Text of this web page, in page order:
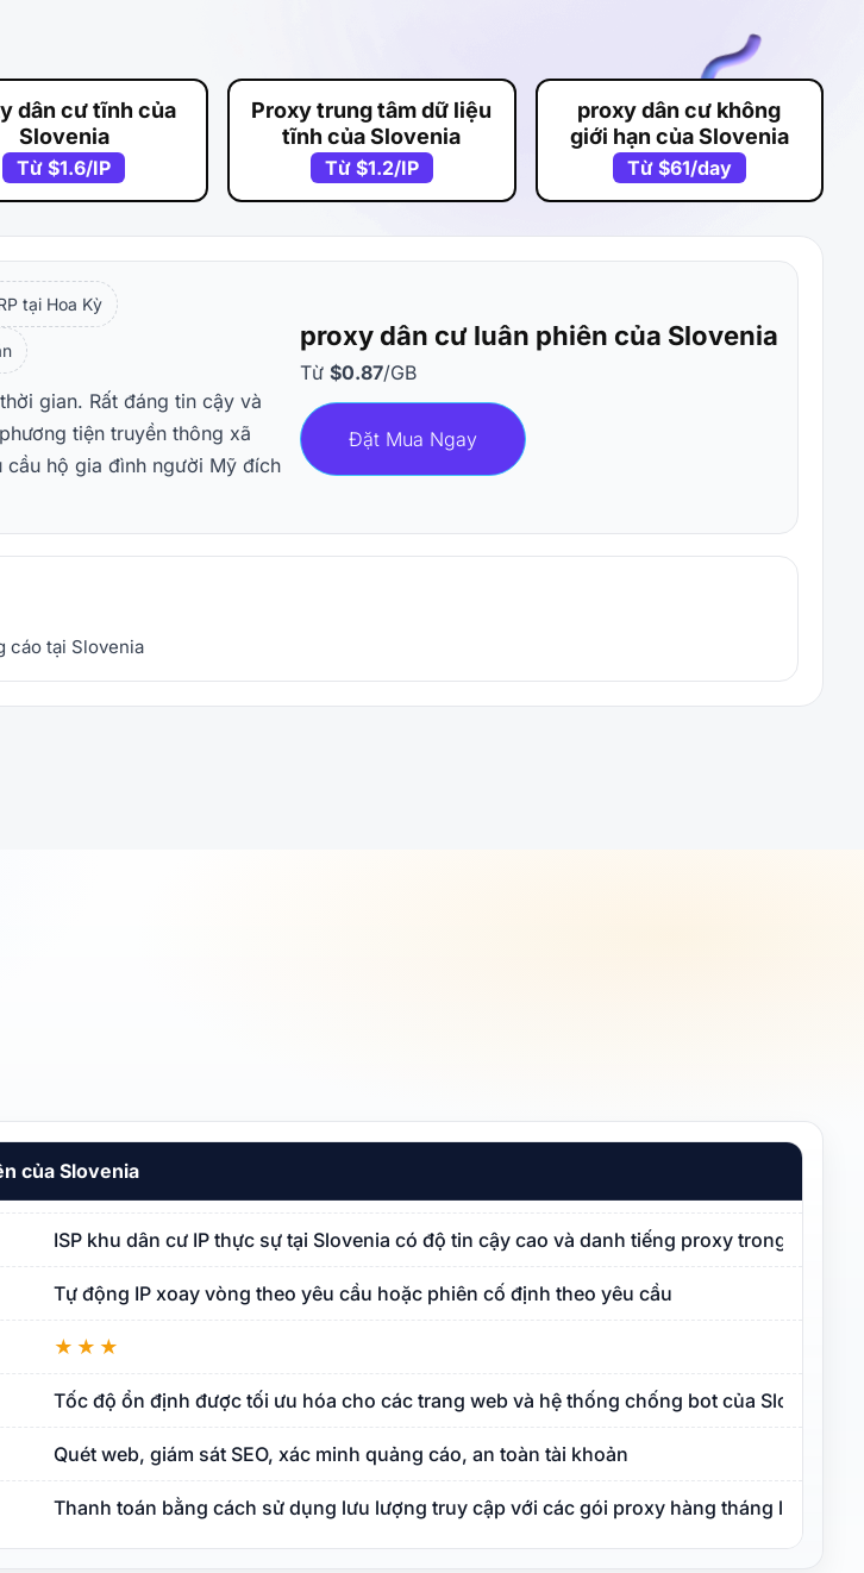
dân cư tĩnh của
Slovenia
Từ$1.6/IP
Proxy trung tâm dữ liệu
tĩnh của Slovenia
Từ $1.2/IP
proxy dân cư không
giới hạn của Slovenia
Từ $61/day
tại Hoa Kỳ
gian. Rất đáng tin cậy và
tiện truyền thông xã
cầu hộ gia đình người Mỹ đích
proxy dân cư luân phiên của Slovenia
Từ $0.87/GB
Đặt Mua Ngay
cáo tại Slovenia
của Slovenia
ISP khu dân cư IP thực sự tại Slovenia có độ tin cậy cao và danh tiếng proxy trong sạch
Tự động IP xoay vòng theo yêu cầu hoặc phiên cố định theo yêu cầu
★★★
Tốc độ ổn định được tối ưu hóa cho các trang web và hệ thống chống bot của Slovenia
Quét web, giám sát SEO, xác minh quảng cáo, an toàn tài khoản
Thanh toán bằng cách sử dụng lưu lượng truy cập với các gói proxy hàng tháng linh hoạt